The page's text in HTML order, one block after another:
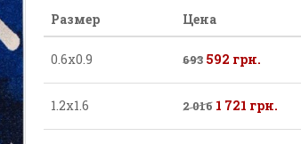
Размер Цена
0.6х0.9 693 592 грн.
1.2х1.6 2 016 1 721 грн.